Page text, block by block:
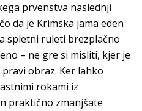
prvenstva naslednji
da je Krimska jama eden
spletni ruleti brezplačno
– ne gre si misliti, kjer je
obraz. Ker lahko
rokami iz
praktično zmanjšate